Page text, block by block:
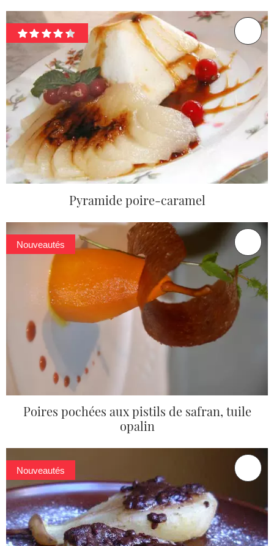
Pyramide poire-caramel
Nouveautés
Poires pochées aux pistils de safran, tuile
opalin
Nouveautés